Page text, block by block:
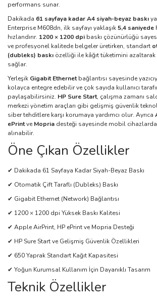
performans sunar.
Dakikada 61 sayfaya kadar A4 siyah-beyaz baskı
Enterprise M608dn, ilk sayfayı yaklaşık5,4 saniyede
hızlandırır. 1200 × 1200 dpi baskı çözünürlüğü
ve profesyonel kalitede belgeler üretirken, standart
(dubleks) baskı özelliği ile kâğıt tüketimini azaltarak
sağlar.
Yerleşik Gigabit Ethernetbağlantısı sayesinde
kolayca entegre edebilir ve çok sayıda kullanıcı
paylaşabilirsiniz. HP Sure Start, çalışma zamanı
merkezi yönetim araçları gibi gelişmiş güvenlik
siber tehditlere karşı korumaya yardımcı olur. Ayrıca
ePrintve Mopria desteği sayesinde mobil
alınabilir.
Öne Çıkan Özellikler
✔ Dakikada 61 Sayfaya Kadar Siyah-Beyaz Baskı
✔ Otomatik Çift Taraflı (Dubleks) Baskı
✔ Gigabit Ethernet (Network) Bağlantısı
✔ 1200 × 1200 dpi Yüksek Baskı Kalitesi
✔ Apple AirPrint, HP ePrint ve Mopria Desteği
✔ HP Sure Start ve Gelişmiş Güvenlik Özellikleri
✔ 650 Yaprak Standart Kağıt Kapasitesi
✔ Yoğun Kurumsal Kullanım İçin Dayanıklı Tasarım
Teknik Özellikler